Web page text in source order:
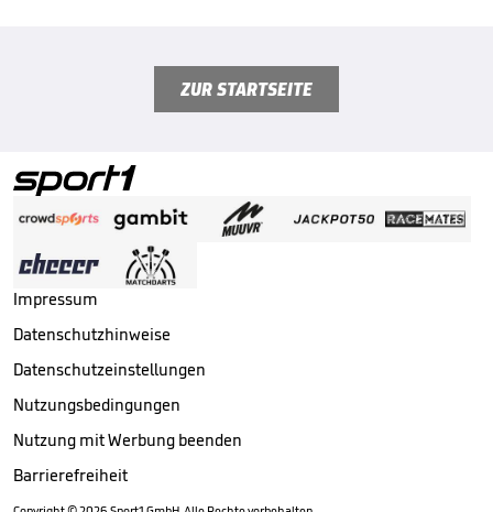
ZUR STARTSEITE
Impressum
Datenschutzhinweise
Datenschutzeinstellungen
Nutzungsbedingungen
Nutzung mit Werbung beenden
Barrierefreiheit